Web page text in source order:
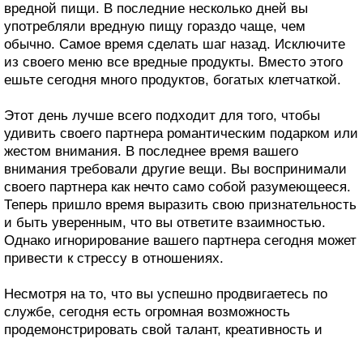
вредной пищи. В последние несколько дней вы
употребляли вредную пищу гораздо чаще, чем
обычно. Самое время сделать шаг назад. Исключите
из своего меню все вредные продукты. Вместо этого
ешьте сегодня много продуктов, богатых клетчаткой.
Этот день лучше всего подходит для того, чтобы
удивить своего партнера романтическим подарком или
жестом внимания. В последнее время вашего
внимания требовали другие вещи. Вы воспринимали
своего партнера как нечто само собой разумеющееся.
Теперь пришло время выразить свою признательность
и быть уверенным, что вы ответите взаимностью.
Однако игнорирование вашего партнера сегодня может
привести к стрессу в отношениях.
Несмотря на то, что вы успешно продвигаетесь по
службе, сегодня есть огромная возможность
продемонстрировать свой талант, креативность и